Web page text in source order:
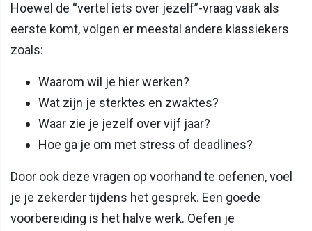
Hoewel de “vertel iets over jezelf”-vraag vaak als
eerste komt, volgen er meestal andere klassiekers
zoals:
Waarom wil je hier werken?
Wat zijn je sterktes en zwaktes?
Waar zie je jezelf over vijf jaar?
Hoe ga je om met stress of deadlines?
Door ook deze vragen op voorhand te oefenen, voel
je je zekerder tijdens het gesprek. Een goede
voorbereiding is het halve werk. Oefen je